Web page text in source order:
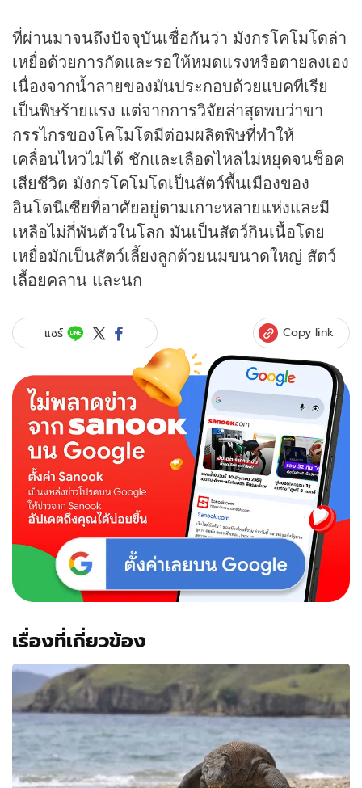
ที่ผ่านมาจนถึงปัจจุบันเชื่อกันว่า มังกรโคโมโดล่า
เหยื่อด้วยการกัดและรอให้หมดแรงหรือตายลงเอง
เนื่องจากน้ำลายของมันประกอบด้วยแบคทีเรีย
เป็นพิษร้ายแรง แต่จากการวิจัยล่าสุดพบว่าขา
กรรไกรของโคโมโดมีต่อมผลิตพิษที่ทำให้
เคลื่อนไหวไม่ได้ ชักและเลือดไหลไม่หยุดจนช็อค
เสียชีวิต มังกรโคโมโดเป็นสัตว์พื้นเมืองของ
อินโดนีเซียที่อาศัยอยู่ตามเกาะหลายแห่งและมี
เหลือไม่กี่พันตัวในโลก มันเป็นสัตว์กินเนื้อโดย
เหยื่อมักเป็นสัตว์เลี้ยงลูกด้วยนมขนาดใหญ่ สัตว์
เลื้อยคลาน และนก
แชร์ Copy link
เรื่องที่เกี่ยวข้อง